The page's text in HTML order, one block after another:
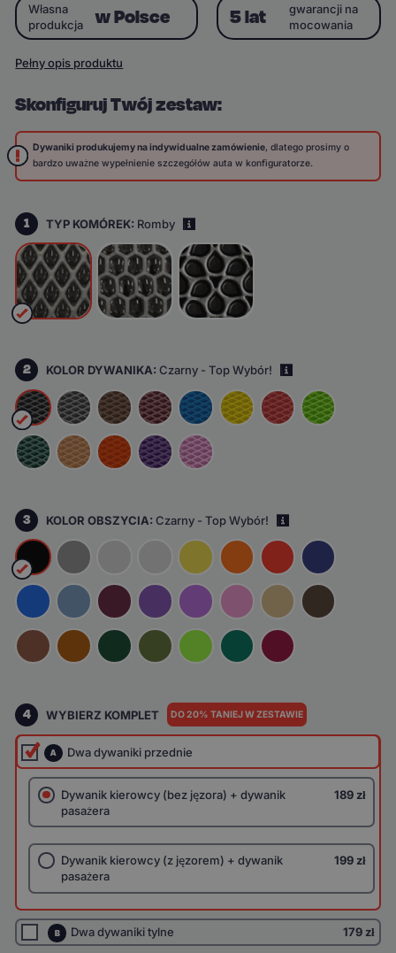
Skonfiguruj Twój zestaw:
Dywaniki produkujemy na indywidualne zamówienie, dlatego prosimy o
bardzo uważne wypełnienie szczegółów auta w konfiguratorze.
1 TYP KOMÓREK: Romby
2 KOLOR DYWANIKA:Czarny - Top Wybór!
3 KOLOR OBSZYCIA:Czarny - Top Wybór!
4 WYBIERZ KOMPLET DO 20% TANIEJ W ZESTAWIE
A Dwa dywaniki przednie
Dywanik kierowcy (bez jęzora) + dywanik
pasażera
189 zł
Dywanik kierowcy (z jęzorem) + dywanik
pasażera
199 zł
B Dwa dywaniki tylne 179 zł
Własna
produkcja
w Polsce 5 lat
gwarancji na
mocowania
Pełny opis produktu